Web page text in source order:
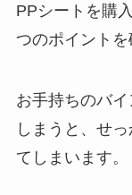
PPシートを購
つのポイントを
お手持ちのバ
しまうと、せ
てしまいます。